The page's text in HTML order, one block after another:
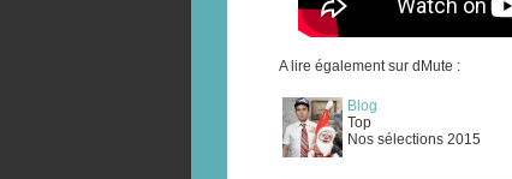
A lire également sur dMute :
Blog
Top
Nos sélections 2015